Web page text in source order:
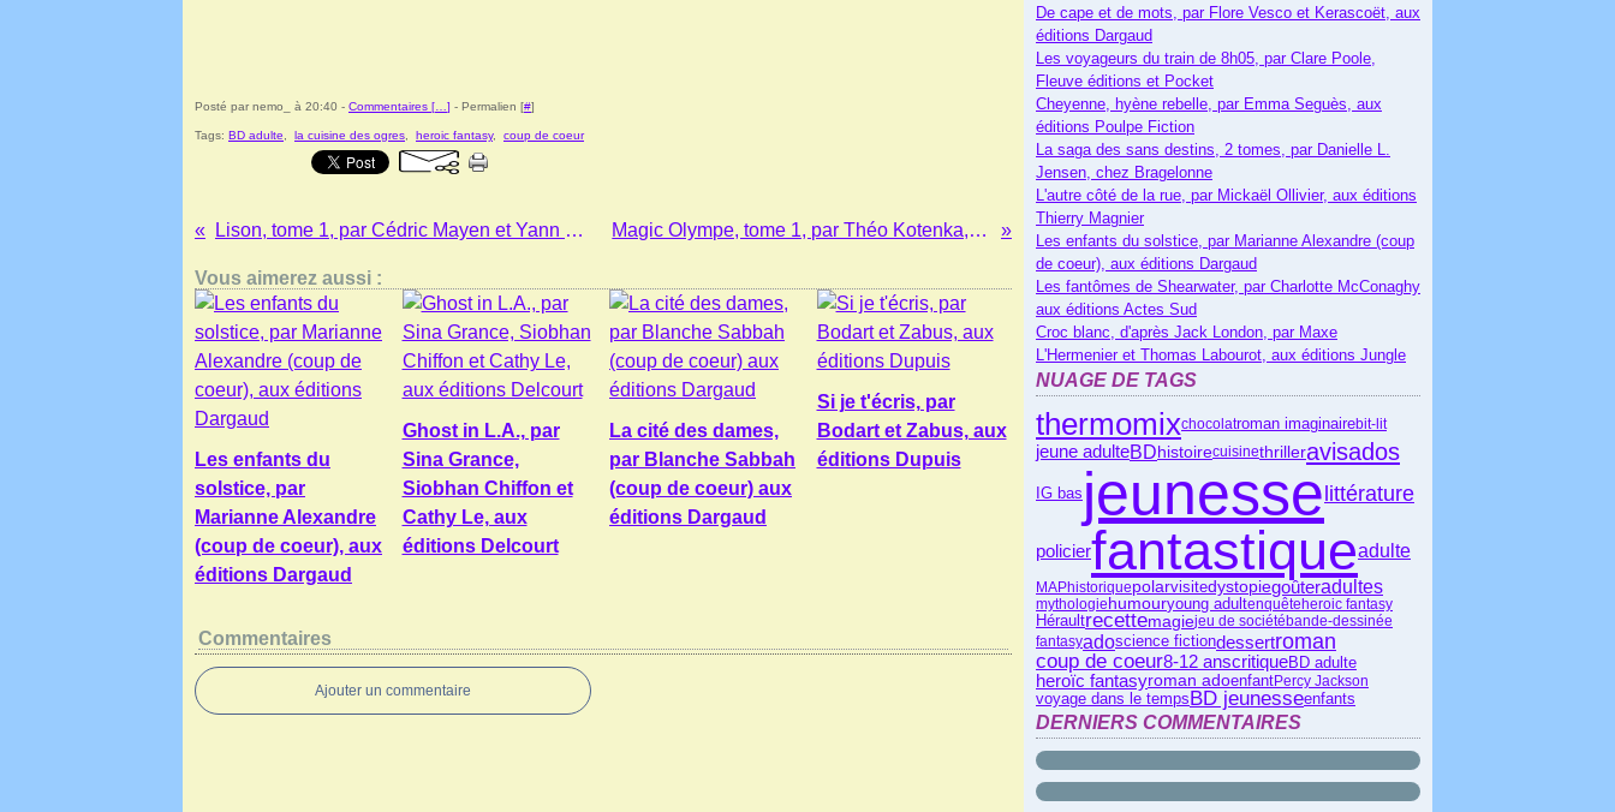
Posté par nemo_ à 20:40 - Commentaires [ ] - Permalien [#]
Tags: BD adulte la cuisine des ogres heroic fantasy, coup de coeur
Lison, tome 1, par Cédric Mayen et Yann Cozic, aux éditions Jungle Magic Olympe, tome 1, par Théo Kotenka, aux éditions Lamartinière
Vous aimerez aussi :
Les enfants du
solstice, par
Marianne Alexandre
(coup de coeur), aux
éditions Dargaud
Ghost in L.A., par
Sina Grance,
Siobhan Chiffon et
Cathy Le, aux
éditions Delcourt
La cité des dames,
par Blanche Sabbah
(coup de coeur) aux
éditions Dargaud
Si je t'écris, par
Bodart et Zabus, aux
éditions Dupuis
Commentaires
Ajouter un commentaire
De cape et de mots, par Flore Vesco et Kerascoët, aux
éditions Dargaud
Les voyageurs du train de 8h05, par Clare Poole,
Fleuve éditions et Pocket
Cheyenne, hyène rebelle, par Emma Seguès, aux
éditions Poulpe Fiction
La saga des sans destins, 2 tomes, par Danielle L.
Jensen, chez Bragelonne
L'autre côté de la rue, par Mickaël Ollivier, aux éditions
Thierry Magnier
Les enfants du solstice, par Marianne Alexandre (coup
de coeur), aux éditions Dargaud
Les fantômes de Shearwater, par Charlotte McConaghy
aux éditions Actes Sud
Croc blanc, d'après Jack London, par Maxe
L'Hermenier et Thomas Labourot, aux éditions Jungle
NUAGE DE TAGS
thermomixchocolatroman imaginairebit-lit
jeune adulteBDhistoirecuisinethrilleravisados
IG bas jeunesselittérature
policierfantastiqueadulte
MAPhistoriquepolarvisitedystopiegoûteradultes
mythologie humouryoung adultenquêteheroic fantasy
Héraultrecettemagiejeu de sociétébande-dessinée
fantasyadoscience fictiondessertroman
coup de coeur8-12 anscritiqueBD adulte
heroïc fantasyroman adoenfantPercy Jackson
voyage dans le tempsBD jeunesseenfants
DERNIERS COMMENTAIRES